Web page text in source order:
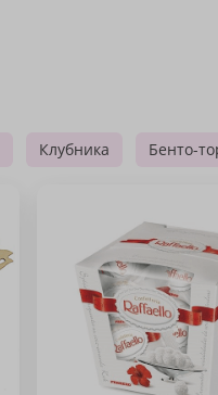
Клубника Бенто-